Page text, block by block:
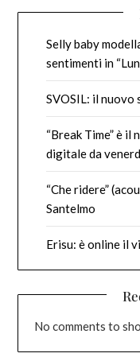
Selly baby
sentimenti in
SVOSIL: il nuovo
“Break Time” è
digitale da
“Che ridere”
Santelmo
Erisu: è online il
No comments to